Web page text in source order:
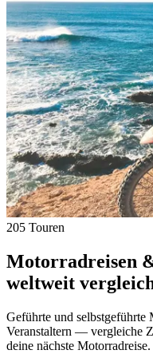
205 Touren
Motorradreisen
weltweit
Geführte und selbstgeführte
Veranstaltern — vergleiche
deine nächste Motorradreise.